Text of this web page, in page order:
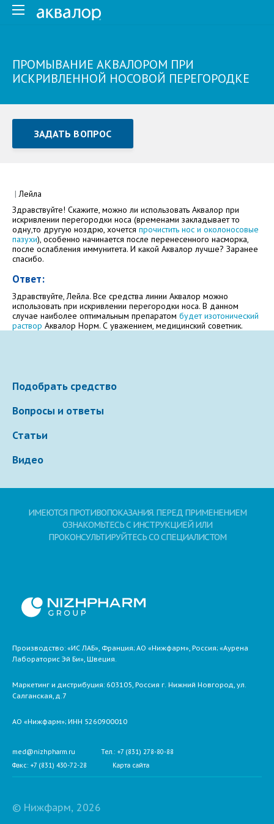
ПРОМЫВАНИЕ АКВАЛОРОМ ПРИ
ИСКРИВЛЕННОЙ НОСОВОЙ ПЕРЕГОРОДКЕ
ЗАДАТЬ ВОПРОС
Как Вас зовут
Электронная почта
Свернуть
|Лейла
Здравствуйте! Скажите, можно ли использовать Аквалор при
искривлении перегородки носа (временами закладывает то
одну,то другую ноздрю, хочется прочистить нос и околоносовые
пазухи), особенно начинается после перенесенного насморка,
после ослабления иммунитета. И какой Аквалор лучше? Заранее
спасибо.
Ответ:
Здравствуйте, Лейла. Все средства линии Аквалор можно
использовать при искривлении перегородки носа. В данном
случае наиболее оптимальным препаратом будет изотонический
раствор Аквалор Норм. С уважением, медицинский советник.
Подобрать средство
Вопросы и ответы
Статьи
Видео
ИМЕЮТСЯ ПРОТИВОПОКАЗАНИЯ. ПЕРЕД ПРИМЕНЕНИЕМ
ОЗНАКОМЬТЕСЬ С ИНСТРУКЦИЕЙ ИЛИ
ПРОКОНСУЛЬТИРУЙТЕСЬ СО СПЕЦИАЛИСТОМ
Производство: «ИС ЛАБ», Франция; АО «Нижфарм», Россия; «Аурена
Лабораторис Эй Би», Швеция.
Маркетинг и дистрибуция: 603105, Россия г. Нижний Новгород, ул.
Салганская, д.7
АО «Нижфарм»; ИНН 5260900010
med@nizhpharm.ru
Тел.: +7 (831) 278-80-88
Факс: +7 (831) 430-72-28
Карта сайта
© Нижфарм, 2026